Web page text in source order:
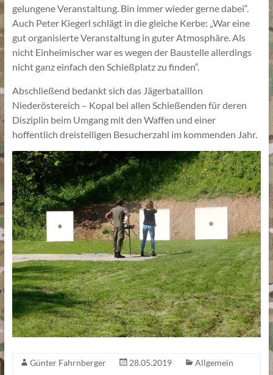
gelungene Veranstaltung. Bin immer wieder gerne dabei“.
Auch Peter Kiegerl schlägt in die gleiche Kerbe: „War eine
gut organisierte Veranstaltung in guter Atmosphäre. Als
nicht Einheimischer war es wegen der Baustelle allerdings
nicht ganz einfach den Schießplatz zu finden“.
Abschließend bedankt sich das Jägerbataillon
Niederöstereich – Kopal bei allen Schießenden für deren
Disziplin beim Umgang mit den Waffen und einer
hoffentlich dreistelligen Besucherzahl im kommenden Jahr.
Günter Fahrnberger 28.05.2019
Allgemein